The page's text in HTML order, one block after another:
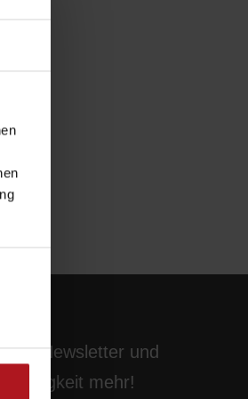
Newsletter und
Neuigkeit mehr!